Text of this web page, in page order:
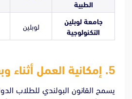
الطبية
جامعة لوبلين
التكنولوجية
لوبلين
5. إمكانية العمل أثناء وبعد الدراسة
يسمح القانون البولندي للطلاب